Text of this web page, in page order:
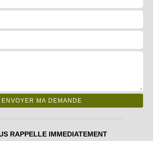
RAPPELLE IMMEDIATEMENT